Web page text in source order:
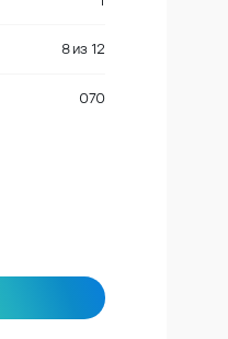
8из 12
070